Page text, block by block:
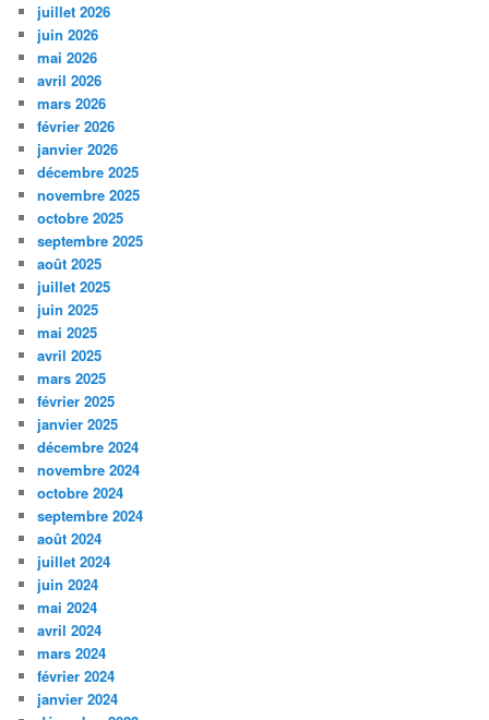
juillet 2026
juin 2026
mai 2026
avril 2026
mars 2026
février 2026
janvier 2026
décembre 2025
novembre 2025
octobre 2025
septembre 2025
août 2025
juillet 2025
juin 2025
mai 2025
avril 2025
mars 2025
février 2025
janvier 2025
décembre 2024
novembre 2024
octobre 2024
septembre 2024
août 2024
juillet 2024
juin 2024
mai 2024
avril 2024
mars 2024
février 2024
janvier 2024